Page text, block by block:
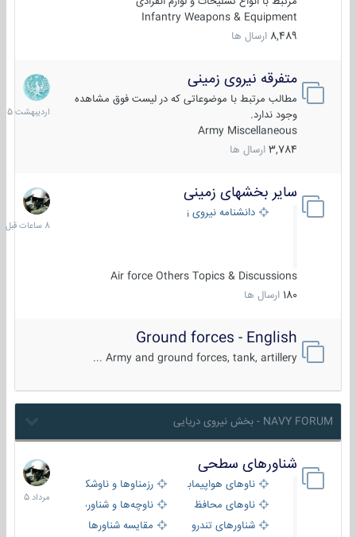
Infantry Weapons & Equipment
8,489 ارسال ها
متفرقه نیروی زمینی
مطالب مرتبط با موضوعاتی که در لیست فوق مشاهده
وجود ندارد.
Army Miscellaneous
3,784 ارسال ها
27
1405
سایر بخشهای زمینی
دانشنامه نیروی زمینی
Air force Others Topics & Discussions
180 ارسال ها
8
ساعات
قبل
Ground forces - English
Army and ground forces, tank, artillery ...
NAVY FORUM - بخش نیروی دریایی
شناورهای سطحی
ناوهای هواپیمابر و بالگرد بررزمناوها و ناوشکن‌ها
ناوهای محافظ
ناوچه‌ها و شناورهای گشتی
شناورهای تندرو
مقایسه شناورها
2
مرداد
1405